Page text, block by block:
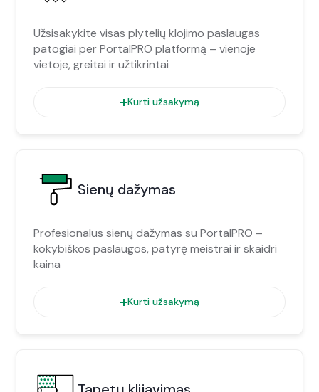
Užsisakykite visas plytelių klojimo paslaugas
patogiai per PortalPRO platformą – vienoje
vietoje, greitai ir užtikrintai
Kurti užsakymą
Sienų dažymas
Profesionalus sienų dažymas su PortalPRO –
kokybiškos paslaugos, patyrę meistrai ir skaidri
kaina
Kurti užsakymą